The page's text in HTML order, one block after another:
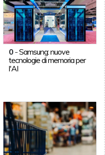
0 -Samsung: nuove
tecnologie di memoria per
l'AI